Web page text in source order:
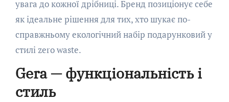
увага до кожної дрібниці. Бренд позиціонує себе
як ідеальне рішення для тих, хто шукає по-
справжньому екологічний набір подарунковий у
стилі zero waste.
Gera — функціональність і
стиль